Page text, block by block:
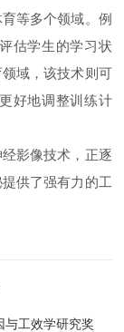
等多个领域。例
估学生的学习状
域，该技术则可
好地调整训练计
影像技术，正逐
供了强有力的工
与工效学研究奖